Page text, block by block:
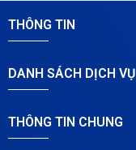
THÔNG TIN
DANH SÁCH DỊCH VỤ
THÔNG TIN CHUNG